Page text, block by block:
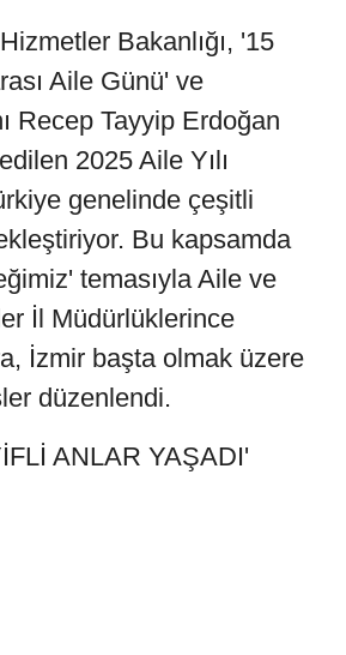
Bakanlığı, '15
Aile Günü' ve
Recep Tayyip Erdoğan
2025 Aile Yılı
genelinde çeşitli
Bu kapsamda
temasıyla Aile ve
İl Müdürlüklerince
İzmir başta olmak üzere
düzenlendi.
ANLAR YAŞADI'